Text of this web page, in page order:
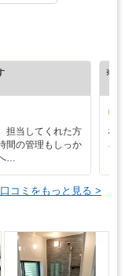
担当してくれた方
間の管理もしっか
…
※ホ
な
ろ
コミをもっと見る >